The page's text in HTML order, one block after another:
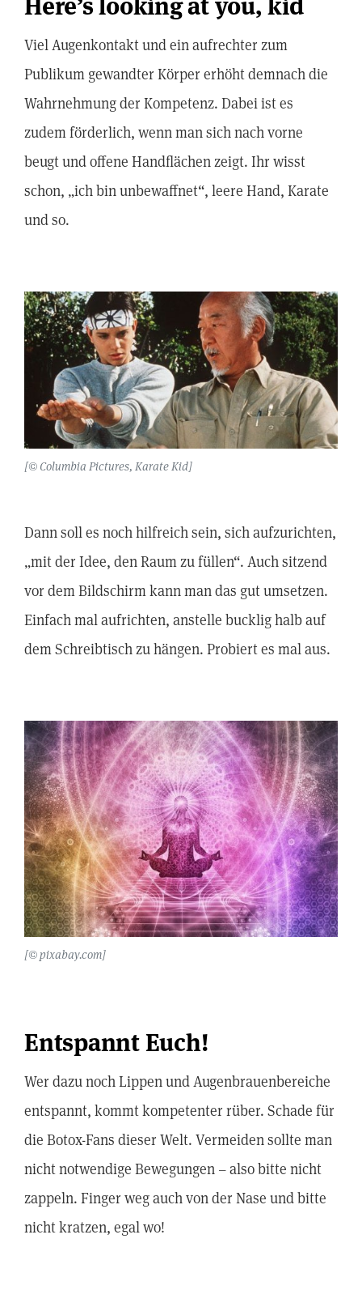
Viel Augenkontakt und ein aufrechter zum
Publikum gewandter Körper erhöht demnach die
Wahrnehmung der Kompetenz. Dabei ist es
zudem förderlich, wenn man sich nach vorne
beugt und offene Handflächen zeigt. Ihr wisst
schon, „ich bin unbewaffnet“, leere Hand, Karate
und so.
[© Columbia Pictures, Karate Kid]
Dann soll es noch hilfreich sein, sich aufzurichten,
„mit der Idee, den Raum zu füllen“. Auch sitzend
vor dem Bildschirm kann man das gut umsetzen.
Einfach mal aufrichten, anstelle bucklig halb auf
dem Schreibtisch zu hängen. Probiert es mal aus.
[© pixabay.com]
Entspannt Euch!
Wer dazu noch Lippen und Augenbrauenbereiche
entspannt, kommt kompetenter rüber. Schade für
die Botox-Fans dieser Welt. Vermeiden sollte man
nicht notwendige Bewegungen – also bitte nicht
zappeln. Finger weg auch von der Nase und bitte
nicht kratzen, egal wo!